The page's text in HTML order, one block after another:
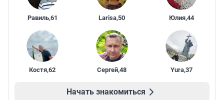
Равиль,61 Larisa,50 Юлия,44
Костя,62 Сергей,48 Yura,37
Начать знакомиться